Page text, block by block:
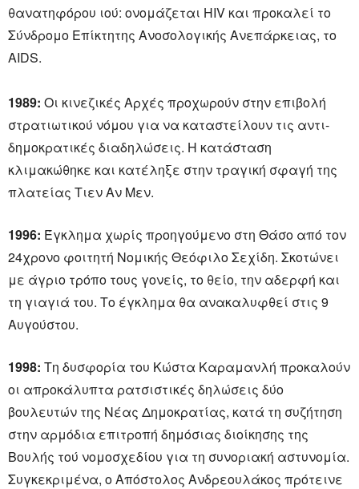
θανατηφόρου ιού: ονομάζεται HIV και προκαλεί το
Σύνδρομο Επίκτητης Ανοσολογικής Ανεπάρκειας, το
AIDS.
1989: Οι κινεζικές Αρχές προχωρούν στην επιβολή
στρατιωτικού νόμου για να καταστείλουν τις αντι-
δημοκρατικές διαδηλώσεις. Η κατάσταση
κλιμακώθηκε και κατέληξε στην τραγική σφαγή της
πλατείας Τιεν Αν Μεν.
1996: Έγκλημα χωρίς προηγούμενο στη Θάσο από τον
24χρονο φοιτητή Νομικής Θεόφιλο Σεχίδη. Σκοτώνει
με άγριο τρόπο τους γονείς, το θείο, την αδερφή και
τη γιαγιά του. Το έγκλημα θα ανακαλυφθεί στις 9
Αυγούστου.
1998: Τη δυσφορία του Κώστα Καραμανλή προκαλούν
οι απροκάλυπτα ρατσιστικές δηλώσεις δύο
βουλευτών της Νέας Δημοκρατίας, κατά τη συζήτηση
στην αρμόδια επιτροπή δημόσιας διοίκησης της
Βουλής τού νομοσχεδίου για τη συνοριακή αστυνομία.
Συγκεκριμένα, ο Απόστολος Ανδρεουλάκος πρότεινε